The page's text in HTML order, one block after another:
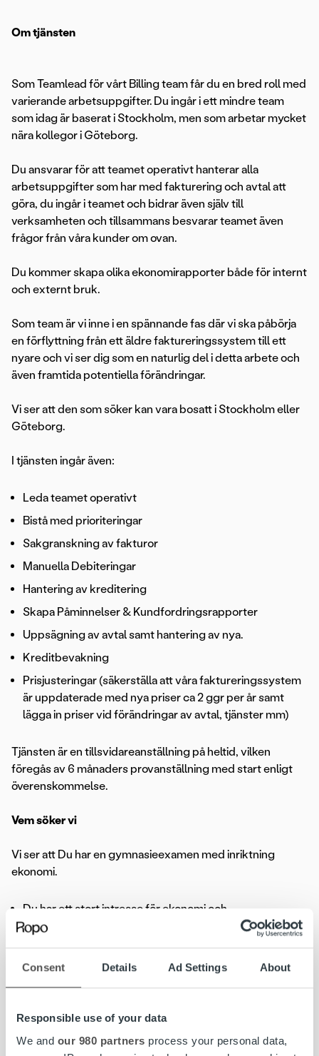
Consent Details Ad Settings About
Responsible use of your data
We and our 980 partners process your personal data,
Om tjänsten
Som Teamlead för vårt Billing team får du en bred roll med
varierande arbetsuppgifter. Du ingår i ett mindre team
som idag är baserat i Stockholm, men som arbetar mycket
nära kollegor i Göteborg.
Du ansvarar för att teamet operativt hanterar alla
arbetsuppgifter som har med fakturering och avtal att
göra, du ingår i teamet och bidrar även själv till
verksamheten och tillsammans besvarar teamet även
frågor från våra kunder om ovan.
Du kommer skapa olika ekonomirapporter både för internt
och externt bruk.
Som team är vi inne i en spännande fas där vi ska påbörja
en förflyttning från ett äldre faktureringssystem till ett
nyare och vi ser dig som en naturlig del i detta arbete och
även framtida potentiella förändringar.
Vi ser att den som söker kan vara bosatt i Stockholm eller
Göteborg.
I tjänsten ingår även:
Leda teamet operativt
Bistå med prioriteringar
Sakgranskning av fakturor
Manuella Debiteringar
Hantering av kreditering
Skapa Påminnelser & Kundfordringsrapporter
Uppsägning av avtal samt hantering av nya.
Kreditbevakning
Prisjusteringar (säkerställa att våra faktureringssystem
är uppdaterade med nya priser ca 2 ggr per år samt
lägga in priser vid förändringar av avtal, tjänster mm)
Tjänsten är en tillsvidareanställning på heltid, vilken
föregås av 6 månaders provanställning med start enligt
överenskommelse.
Vem söker vi
Vi ser att Du har en gymnasieexamen med inriktning
ekonomi.
Du har ett stort intresse för ekonomi och
effektiviseringsarbete
IT och digitalisering ligger dig varmt om hjärtat.
Du är strukturerad och har god förståelse för
avstämning och uppföljning
Du är självgående, ansvarstagande och noggrann
Är van att hantera många bollar i luften samtidigt